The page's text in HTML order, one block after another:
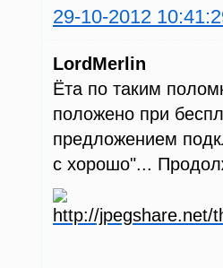
29-10-2012
LordMerlin
Ёта по таким
положено при
предложением
с хорошо"...